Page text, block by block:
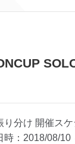
り分け 開催ス
：2018/08/10